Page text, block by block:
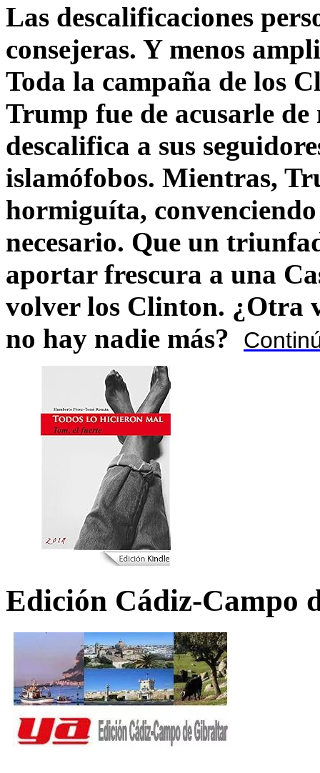
Las descalificaciones
consejeras. Y menos
Toda la campaña de los
Trump fue de acusarle
descalifica a sus
islamófobos. Mientras,
hormiguíta,
necesario. Que un
aportar frescura a una
volver los Clinton. ¿Otra
no hay nadie más?
Edición Cádiz-Campo